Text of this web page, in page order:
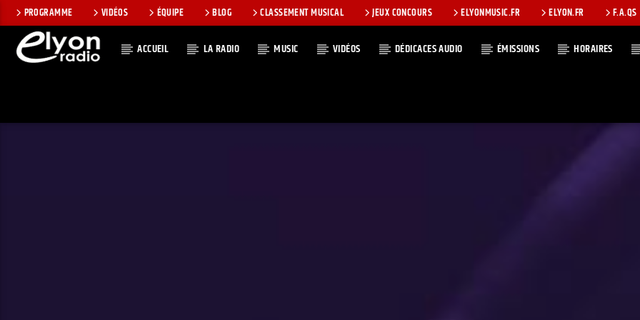
PROGRAMME VIDÉOS ÉQUIPE BLOG CLASSEMENT MUSICAL JEUX CONCOURS ELYONMUSIC.FR ELYON.FR F.A.QS
ACCUEIL LA RADIO MUSIC VIDÉOS DÉDICACES AUDIO ÉMISSIONS HORAIRES